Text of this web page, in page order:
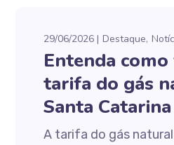
29/06/2026 Destaque
Entenda
tarifa do gás
Santa Catarina
A tarifa do gás